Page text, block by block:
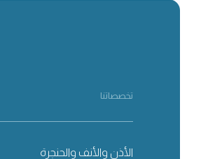
تخصصاتنا
الأذن والأنف والحنجرة